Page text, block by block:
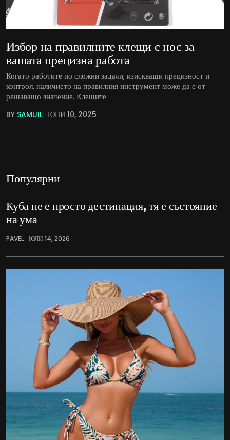
Избор на правилните клещи с нос за
вашата прецизна работа
Когато работите по сложни задачи, изискващи прецизност и
контрол, наличието на правилния инструмент може да е от
решаващо значение. Клещите
BY SAMUIL ЮНИ 10, 2025
Популярни
Куба не е просто дестинация, тя е състояние
на ума
PAVEL ЮЛИ 14, 2026